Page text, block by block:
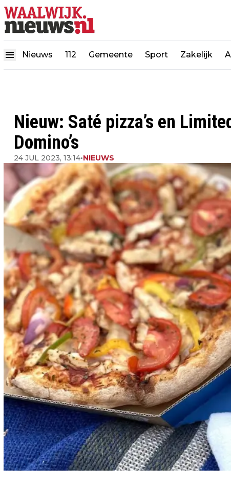
Nieuws 112 Gemeente Sport Zakelijk
Nieuw: Saté pizza’s en
Domino’s
24 JUL 2023, 13:14•NIEUWS